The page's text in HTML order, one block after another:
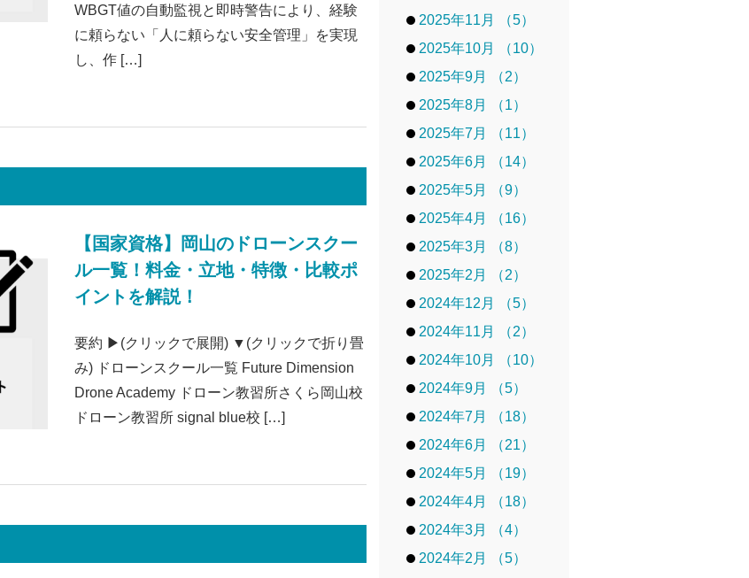
WBGT値の自動監視と即時警告により、経験
に頼らない「人に頼らない安全管理」を実現
し、作 […]
【国家資格】岡山のドローンスクー
ル一覧！料金・立地・特徴・比較ポ
イントを解説！
要約 ▶(クリックで展開) ▼(クリックで折り畳
み) ドローンスクール一覧 Future Dimension
Drone Academy ドローン教習所さくら岡山校
ドローン教習所 signal blue校 […]
2025年11月 （5）
2025年10月 （10）
2025年9月 （2）
2025年8月 （1）
2025年7月 （11）
2025年6月 （14）
2025年5月 （9）
2025年4月 （16）
2025年3月 （8）
2025年2月 （2）
2024年12月 （5）
2024年11月 （2）
2024年10月 （10）
2024年9月 （5）
2024年7月 （18）
2024年6月 （21）
2024年5月 （19）
2024年4月 （18）
2024年3月 （4）
2024年2月 （5）